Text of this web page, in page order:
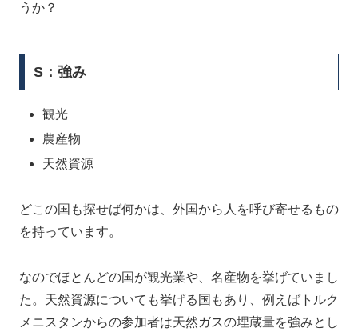
うか？
S：強み
観光
農産物
天然資源
どこの国も探せば何かは、外国から人を呼び寄せるもの
を持っています。
なのでほとんどの国が観光業や、名産物を挙げていまし
た。天然資源についても挙げる国もあり、例えばトルク
メニスタンからの参加者は天然ガスの埋蔵量を強みとし